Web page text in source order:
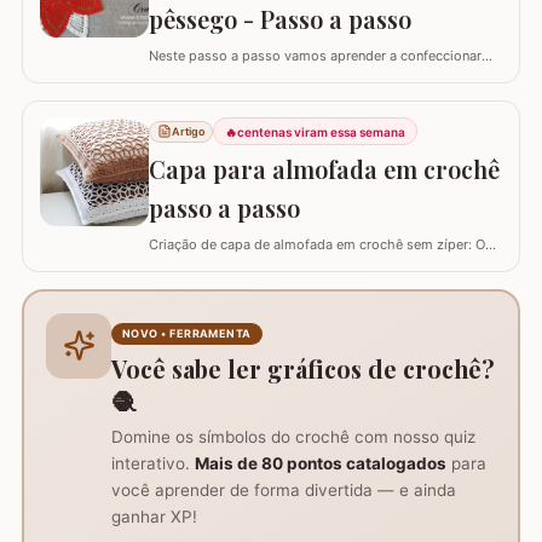
pêssego - Passo a passo
Neste passo a passo vamos aprender a confeccionar
utilizar esta flor sem relevo para que não atrapalhe se
precisar colocar algo em cima. Para este trabalho
utilizei os fios Duna da Círculo S.A. Você pode utilizar os
fios Barroco maxcolor, Barroco…
Artigo 🔥centenas viram essa semana
Capa para almofada em crochê
passo a passo
Criação de capa de almofada em crochê sem zíper: O
prática para lavar e versátil, usando crochê com fio de
Materiais necessários para o projeto: São
NOVO • FERRAMENTA
Você sabe ler gráficos de crochê?
🧶
Domine os símbolos do crochê com nosso quiz
interativo. Mais de 80 pontos catalogados para
você aprender de forma divertida — e ainda
ganhar XP!